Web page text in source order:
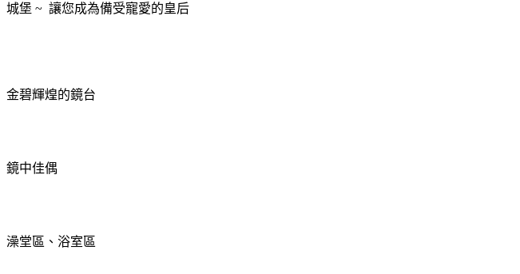
城堡 ~ 讓您成為備受寵愛的皇后
金碧輝煌的鏡台
鏡中佳偶
澡堂區、浴室區